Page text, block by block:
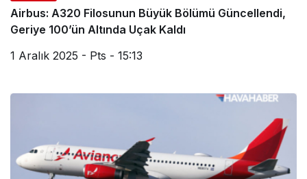
Airbus: A320 Filosunun Büyük Bölümü Güncellendi,
Geriye 100’ün Altında Uçak Kaldı
1 Aralık 2025 - Pts - 15:13